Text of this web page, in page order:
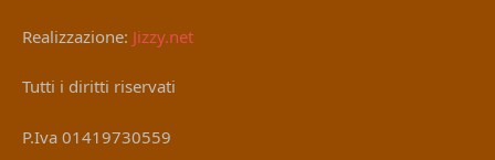
Realizzazione: Jizzy.net
Tutti i diritti riservati
P.Iva 01419730559